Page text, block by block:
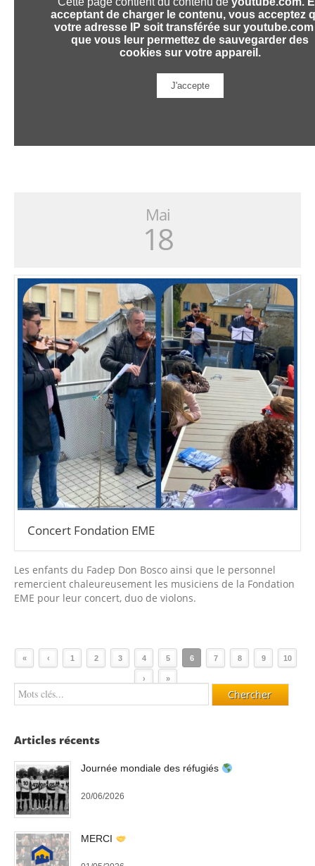
Mai
18
Concert Fondation EME
Les enfants du Fadep Don Bosco ainsi que le personnel
remercient chaleureusement les musiciens de la Fondation
EME pour leur concert, duo de violons.
« ‹ 1 2 3 4 5 6 7 8 9 10
› »
Articles récents
Journée mondiale des réfugiés
20/06/2026
MERCI